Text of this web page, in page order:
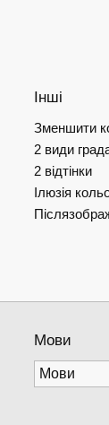
Інші
Зменшити
2 види
2 відтінки
Ілюзія
Мови